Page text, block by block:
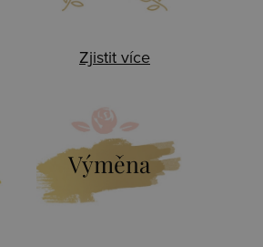
Zjistit více
Výměna